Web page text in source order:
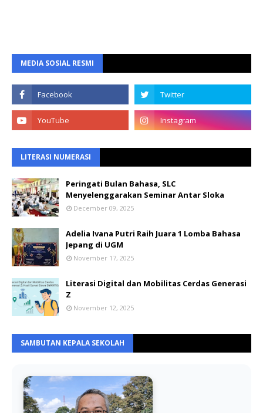
MEDIA SOSIAL RESMI
LITERASI NUMERASI
Peringati Bulan Bahasa, SLC
Menyelenggarakan Seminar Antar Sloka
December 09, 2025
Adelia Ivana Putri Raih Juara 1 Lomba Bahasa
Jepang di UGM
November 17, 2025
Literasi Digital dan Mobilitas Cerdas Generasi
Z
November 12, 2025
SAMBUTAN KEPALA SEKOLAH